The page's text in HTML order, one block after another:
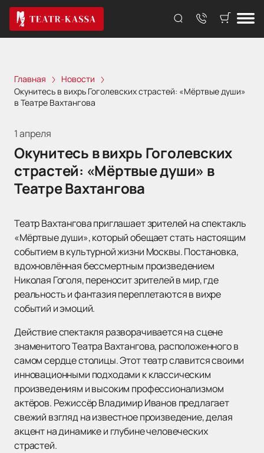
Главная
Новости
Окунитесь в вихрь Гоголевских страстей: «Мёртвые души»
в Театре Вахтангова
1 апреля
Окунитесь в вихрь Гоголевских
страстей: «Мёртвые души» в
Театре Вахтангова
Театр Вахтангова приглашает зрителей на спектакль
«Мёртвые души», который обещает стать настоящим
событием в культурной жизни Москвы. Постановка,
вдохновлённая бессмертным произведением
Николая Гоголя, переносит зрителей в мир, где
реальность и фантазия переплетаются в вихре
событий и эмоций.
Действие спектакля разворачивается на сцене
знаменитого Театра Вахтангова, расположенного в
самом сердце столицы. Этот театр славится своими
инновационными подходами к классическим
произведениям и высоким профессионализмом
актёров. Режиссёр Владимир Иванов предлагает
свежий взгляд на известное произведение, делая
акцент на динамике и глубине человеческих
страстей.